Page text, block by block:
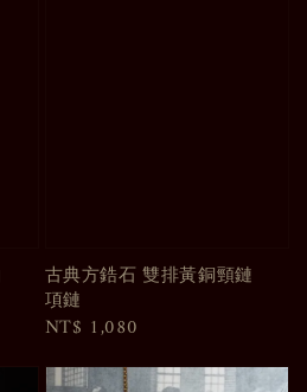
古典方鋯石 雙排黃銅頸鏈
項鏈
Regular
NT$ 1,080